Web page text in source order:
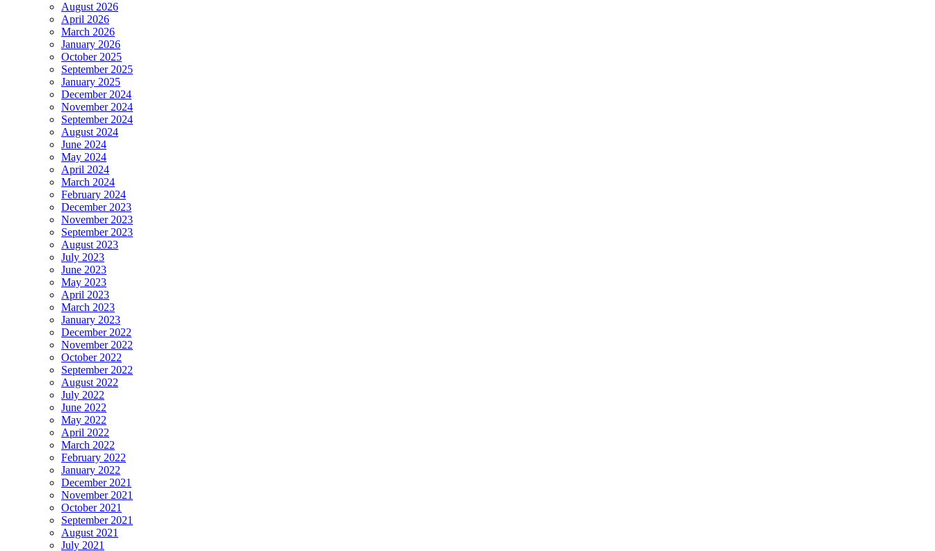
August 2026
April 2026
March 2026
January 2026
October 2025
September 2025
January 2025
December 2024
November 2024
September 2024
August 2024
June 2024
May 2024
April 2024
March 2024
February 2024
December 2023
November 2023
September 2023
August 2023
July 2023
June 2023
May 2023
April 2023
March 2023
January 2023
December 2022
November 2022
October 2022
September 2022
August 2022
July 2022
June 2022
May 2022
April 2022
March 2022
February 2022
January 2022
December 2021
November 2021
October 2021
September 2021
August 2021
July 2021